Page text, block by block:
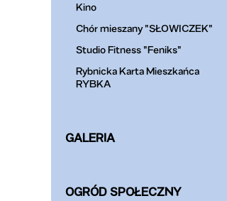
Kino
Chór mieszany "SŁOWICZEK"
Studio Fitness "Feniks"
Rybnicka Karta Mieszkańca
RYBKA
GALERIA
OGRÓD SPOŁECZNY